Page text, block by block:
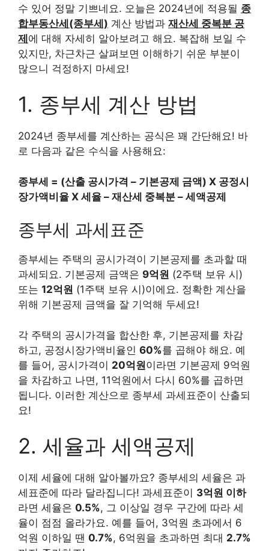
수 있어 정말 기쁘네요. 오늘은 2024년에 적용될 종
합부동산세(종부세) 계산 방법과 재산세 중복분 공
제에 대해 자세히 알아보려고 해요. 복잡해 보일 수
있지만, 차근차근 살펴보면 이해하기 쉬운 부분이
많으니 걱정하지 마세요!
1. 종부세 계산 방법
2024년 종부세를 계산하는 공식은 꽤 간단해요! 바
로 다음과 같은 수식을 사용해요:
종부세 = (산출 공시가격 – 기본공제 금액) X 공정시
장가액비율 X 세율 – 재산세 중복분 – 세액공제
종부세 과세표준
종부세는 주택의 공시가격이 기본공제를 초과할 때
과세되요. 기본공제 금액은 9억원 (2주택 보유 시)
또는 12억원 (1주택 보유 시)이에요. 정확한 계산을
위해 기본공제 금액을 잘 기억해 두세요!
각 주택의 공시가격을 합산한 후, 기본공제를 차감
하고, 공정시장가액비율인 60%를 곱해야 해요. 예
를 들어, 공시가격이 20억원이라면 기본공제 9억원
을 차감하고 나면, 11억원에서 다시 60%를 곱하면
됩니다. 이러한 계산으로 종부세 과세표준이 산출되
요!
2. 세율과 세액공제
이제 세율에 대해 알아볼까요? 종부세의 세율은 과
세표준에 따라 달라집니다! 과세표준이 3억원 이하
라면 세율은 0.5%, 그 이상일 경우 구간에 따라 세
율이 점점 올라가요. 예를 들어, 3억원 초과에서 6
억원 이하일 땐 0.7%, 6억원을 초과하면 최대 2.7%